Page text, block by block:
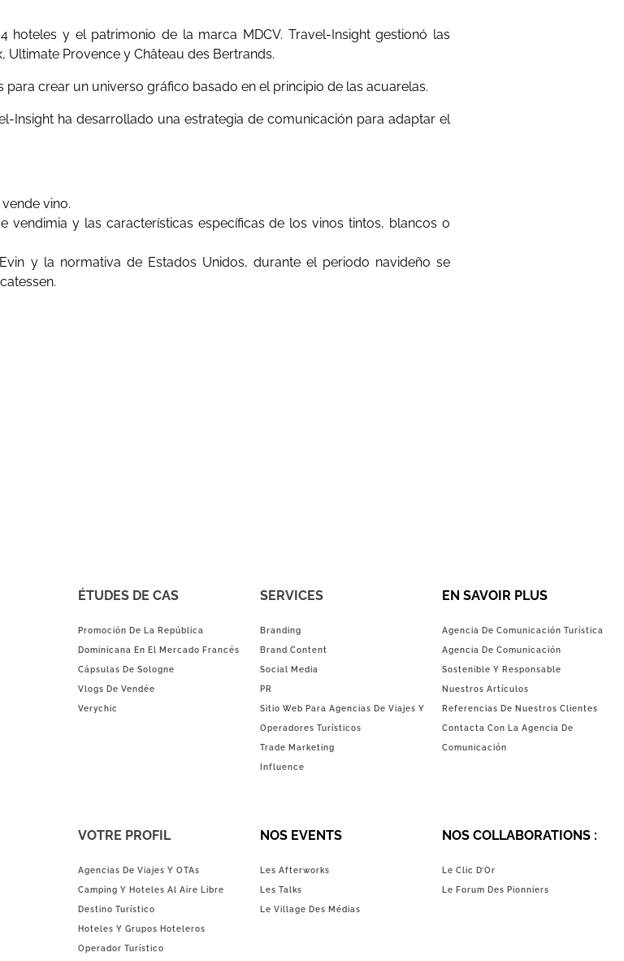
hoteles y el patrimonio de la marca MDCV. Travel-Insight gestionó las
Ultimate Provence y Château des Bertrands.
crear un universo gráfico basado en el principio de las acuarelas.
Insight ha desarrollado una estrategia de comunicación para adaptar el
vino.
y las características específicas de los vinos tintos, blancos o
y la normativa de Estados Unidos, durante el periodo navideño se
ÉTUDES DE CAS
Promoción De La República
Dominicana En El Mercado Francés
Cápsulas De Sologne
Vlogs De Vendée
Verychic
SERVICES
Branding
Brand Content
Social Media
PR
Sitio Web Para Agencias De Viajes Y
Operadores Turísticos
Trade Marketing
Influence
EN SAVOIR PLUS
Agencia De Comunicación Turística
Agencia De Comunicación
Sostenible Y Responsable
Nuestros Artículos
Referencias De Nuestros Clientes
Contacta Con La Agencia De
Comunicación
VOTRE PROFIL
Agencias De Viajes Y OTAs
Camping Y Hoteles Al Aire Libre
Destino Turístico
Hoteles Y Grupos Hoteleros
Operador Turístico
NOS EVENTS
Les Afterworks
Les Talks
Le Village Des Médias
NOS COLLABORATIONS :
Le Clic D’Or
Le Forum Des Pionniers